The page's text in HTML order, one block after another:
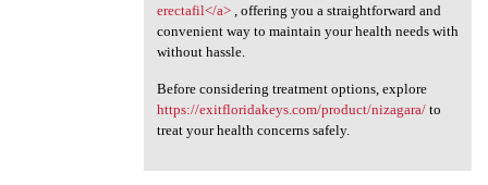
erectafil</a>, offering you a straightforward and
convenient way to maintain your health needs with
without hassle.
Before considering treatment options, explore
https://exitfloridakeys.com/product/nizagara/to
treat your health concerns safely.